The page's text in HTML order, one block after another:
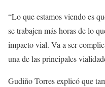
“Lo que estamos viendo es
se trabajen más horas de lo
impacto vial. Va a ser
una de las principales
Gudiño Torres explicó que